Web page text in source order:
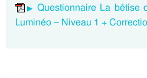
Questionnaire La bêtise
Luminéo – Niveau 1 +